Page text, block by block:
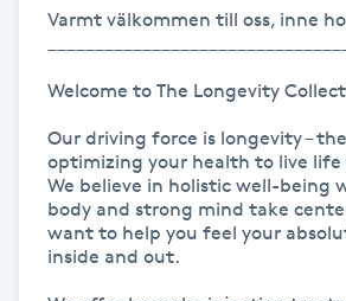
Hollywood Peel
Hot Stone Massage
Hot yoga
Varmt välkommen till oss, inne
Welcome to The Longevity
Our driving force is longevity –
optimizing your health to live
We believe in holistic well-being
body and strong mind take
want to help you feel your
inside and out.